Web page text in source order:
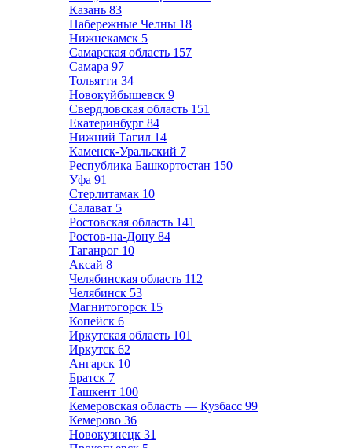
Казань 83
Набережные Челны 18
Нижнекамск 5
Самарская область 157
Самара 97
Тольятти 34
Новокуйбышевск 9
Свердловская область 151
Екатеринбург 84
Нижний Тагил 14
Каменск-Уральский 7
Республика Башкортостан 150
Уфа 91
Стерлитамак 10
Салават 5
Ростовская область 141
Ростов-на-Дону 84
Таганрог 10
Аксай 8
Челябинская область 112
Челябинск 53
Магнитогорск 15
Копейск 6
Иркутская область 101
Иркутск 62
Ангарск 10
Братск 7
Ташкент 100
Кемеровская область — Кузбасс 99
Кемерово 36
Новокузнецк 31